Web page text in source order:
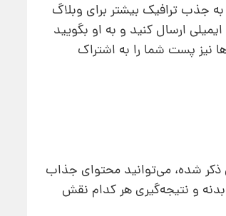
به جذب ترافیک بیشتر برای وبلاگ
ارسال کنید و به او بگویید
نیز پست شما را به اشتراک
ذکر شده، می‌توانید محتوای جذاب
و نتیجه‌گیری هر کدام نقش